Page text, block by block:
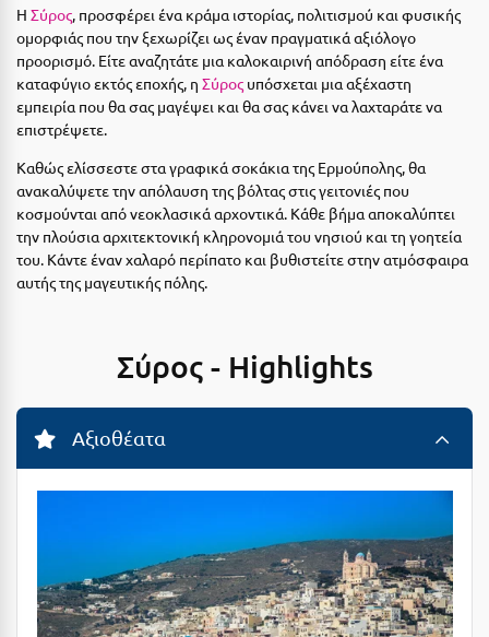
Αργολίδα
Αριδαία
Αρκαδία
Αρκίτσα
Αρτέμιδα
Αρχαία Ολυμπία
Αστυπάλαια
Βansko
Βόλος
Ξενοδοχεία 3 Αστέρων
Ξενοδοχεία 4 Αστέρων
Ξενοδοχεία 5 Αστέρων
Βίλες
Κρουαζιέρες
Ενοικιαζόμενα Δωμάτια
Διαμερίσματα
Camping
Suites
Δες όλες τις προσφορές
Δες όλα τα πακέτα διακοπών
Η Σύρος, προσφέρει ένα κράμα ιστορίας, πολιτισμού και φυσικής
ομορφιάς που την ξεχωρίζει ως έναν πραγματικά αξιόλογο
προορισμό. Είτε αναζητάτε μια καλοκαιρινή απόδραση είτε ένα
καταφύγιο εκτός εποχής, η Σύρος υπόσχεται μια αξέχαστη
εμπειρία που θα σας μαγέψει και θα σας κάνει να λαχταράτε να
επιστρέψετε.
Καθώς ελίσσεστε στα γραφικά σοκάκια της Ερμούπολης, θα
ανακαλύψετε την απόλαυση της βόλτας στις γειτονιές που
κοσμούνται από νεοκλασικά αρχοντικά. Κάθε βήμα αποκαλύπτει
την πλούσια αρχιτεκτονική κληρονομιά του νησιού και τη γοητεία
του. Κάντε έναν χαλαρό περίπατο και βυθιστείτε στην ατμόσφαιρα
αυτής της μαγευτικής πόλης.
Σύρος - Highlights
Αξιοθέατα